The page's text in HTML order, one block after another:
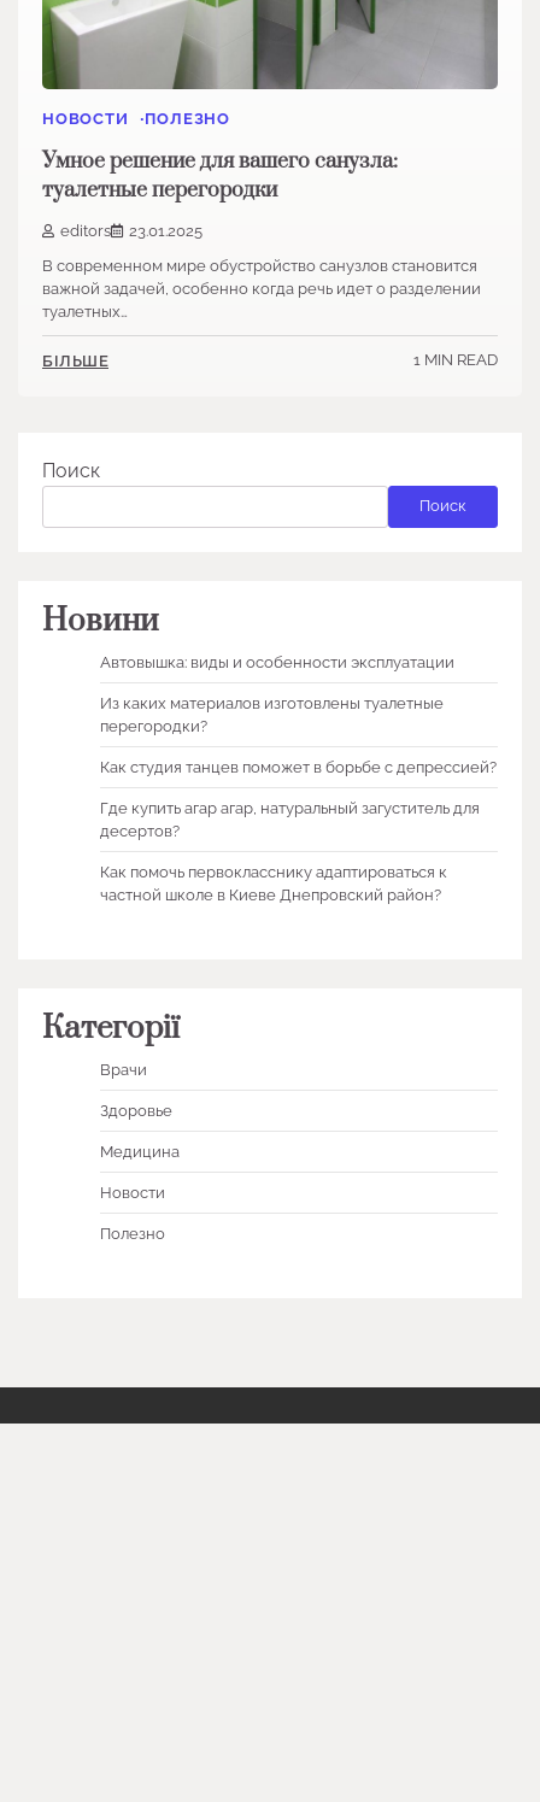
НОВОСТИ ПОЛЕЗНО
Умное решение для вашего санузла:
туалетные перегородки
editors
23.01.2025
В современном мире обустройство санузлов становится
важной задачей, особенно когда речь идет о разделении
туалетных…
БІЛЬШЕ 1 MIN READ
Поиск
Поиск
Новини
Автовышка: виды и особенности эксплуатации
Из каких материалов изготовлены туалетные
перегородки?
Как студия танцев поможет в борьбе с депрессией?
Где купить агар агар, натуральный загуститель для
десертов?
Как помочь первокласснику адаптироваться к
частной школе в Киеве Днепровский район?
Категорії
Врачи
Здоровье
Медицина
Новости
Полезно